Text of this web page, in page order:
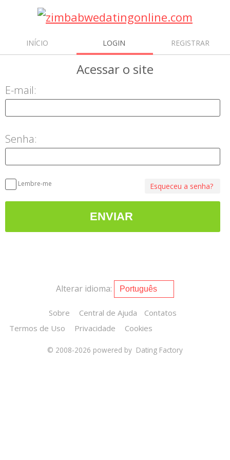
INÍCIO LOGIN REGISTRAR
Acessar o site
E-mail:
Senha:
Lembre-me Esqueceu a senha?
Alterar idioma:
Sobre Central de Ajuda
Contatos
Termos de Uso
Privacidade Cookies
© 2008-2026 powered by Dating Factory